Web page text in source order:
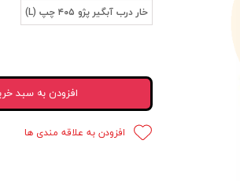
خار درب آبگیر پژو ۴۰۵ چپ (L)
افزودن به سبد
افزودن به علاقه مندی ها